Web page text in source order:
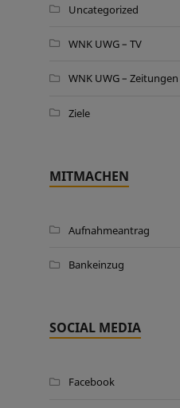
Uncategorized
WNK UWG – TV
WNK UWG – Zeitungen
Ziele
MITMACHEN
Aufnahmeantrag
Bankeinzug
SOCIAL MEDIA
Facebook